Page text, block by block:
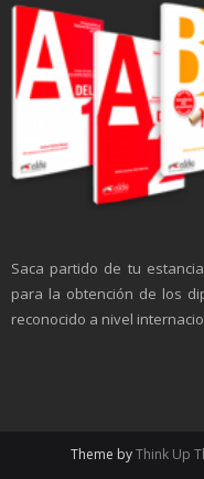
Saca partido de tu
para la obtención de los
reconocido a nivel
Theme byThink Up